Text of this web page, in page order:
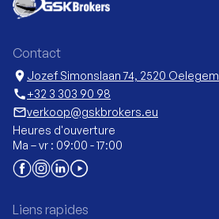
Contact
location_on Jozef Simonslaan 74, 2520 Oelegem
call+32 3 303 90 98
mail_outlineverkoop@gskbrokers.eu
Heures d'ouverture
Ma – vr : 09:00 - 17:00
Liens rapides